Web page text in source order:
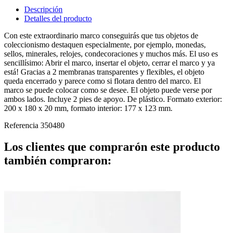
Descripción
Detalles del producto
Con este extraordinario marco conseguirás que tus objetos de
coleccionismo destaquen especialmente, por ejemplo, monedas,
sellos, minerales, relojes, condecoraciones y muchos más. El uso es
sencillísimo: Abrir el marco, insertar el objeto, cerrar el marco y ya
está! Gracias a 2 membranas transparentes y flexibles, el objeto
queda encerrado y parece como si flotara dentro del marco. El
marco se puede colocar como se desee. El objeto puede verse por
ambos lados. Incluye 2 pies de apoyo. De plástico. Formato exterior:
200 x 180 x 20 mm, formato interior: 177 x 123 mm.
Referencia 350480
Los clientes que comprarón este producto
también compraron: